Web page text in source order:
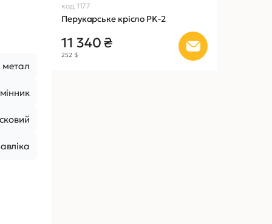
код 1177
Перукарське крісло PK-2
11 340 ₴
252 $